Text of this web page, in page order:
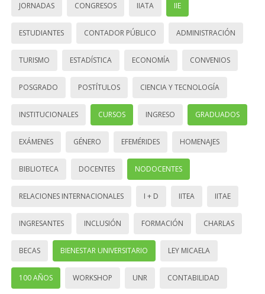
JORNADAS CONGRESOS IIATA IIE
ESTUDIANTES CONTADOR PÚBLICO ADMINISTRACIÓN
TURISMO ESTADÍSTICA ECONOMÍA CONVENIOS
POSGRADO POSTÍTULOS CIENCIA Y TECNOLOGÍA
INSTITUCIONALES CURSOS INGRESO GRADUADOS
EXÁMENES GÉNERO EFEMÉRIDES HOMENAJES
BIBLIOTECA DOCENTES NODOCENTES
RELACIONES INTERNACIONALES I + D IITEA IITAE
INGRESANTES INCLUSIÓN FORMACIÓN CHARLAS
BECAS BIENESTAR UNIVERSITARIO LEY MICAELA
100 AÑOS WORKSHOP UNR CONTABILIDAD